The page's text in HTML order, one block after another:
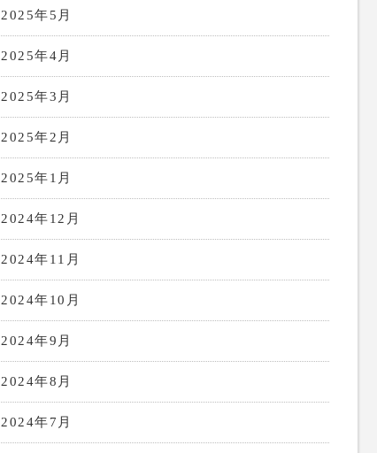
2025年5月
2025年4月
2025年3月
2025年2月
2025年1月
2024年12月
2024年11月
2024年10月
2024年9月
2024年8月
2024年7月